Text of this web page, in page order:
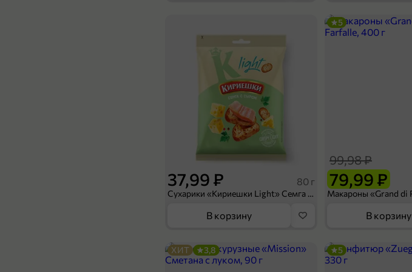
550 мл 34,99 ₽
37,99 ₽ 80 г
Сухарики «Кириешки Light» Семга с сыром, 80 г
В корзину
79,99 ₽
99,98 ₽
5
В корзину
ХИТ 3,8 5